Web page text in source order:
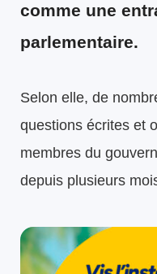
comme une
parlementaire.
Selon elle, de
questions écrites et
membres du
depuis plusieurs